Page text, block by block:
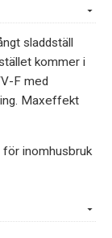
sladdställ
kommer i
F med
Maxeffekt
för inomhusbruk